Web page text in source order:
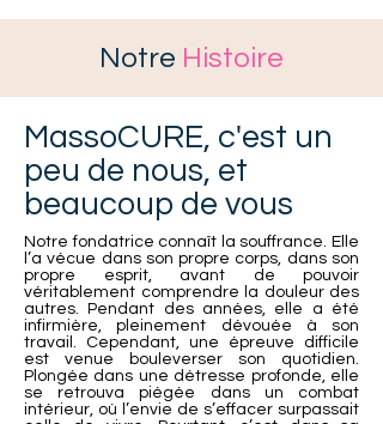
Notre Histoire
MassoCURE, c'est un
peu de nous, et
beaucoup de vous
Notre fondatrice connaît la souffrance. Elle
l’a vécue dans son propre corps, dans son
propre esprit, avant de pouvoir
véritablement comprendre la douleur des
autres. Pendant des années, elle a été
infirmière, pleinement dévouée à son
travail. Cependant, une épreuve difficile
est venue bouleverser son quotidien.
Plongée dans une détresse profonde, elle
se retrouva piégée dans un combat
intérieur, où l’envie de s’effacer surpassait